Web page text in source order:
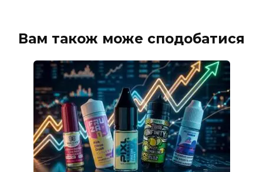
Вам також може сподобатися